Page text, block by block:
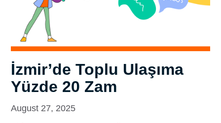
İzmir’de Toplu Ulaşıma
Yüzde 20 Zam
August 27, 2025